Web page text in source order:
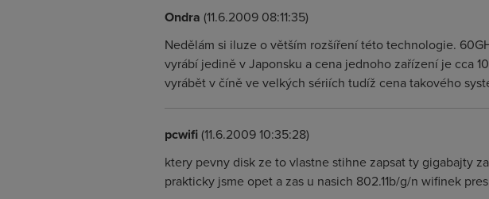
Ondra (11.6.2009 08:11:35)
Nedělám si iluze o větším rozšíření této technologie.
vyrábí jedině v Japonsku a cena jednoho zařízení je cca
vyrábět v číně ve velkých sériích tudíž cena takového
pcwifi(11.6.2009 10:35:28)
ktery pevny disk ze to vlastne stihne zapsat ty gigabajty
prakticky jsme opet a zas u nasich 802.11b/g/n wifinek